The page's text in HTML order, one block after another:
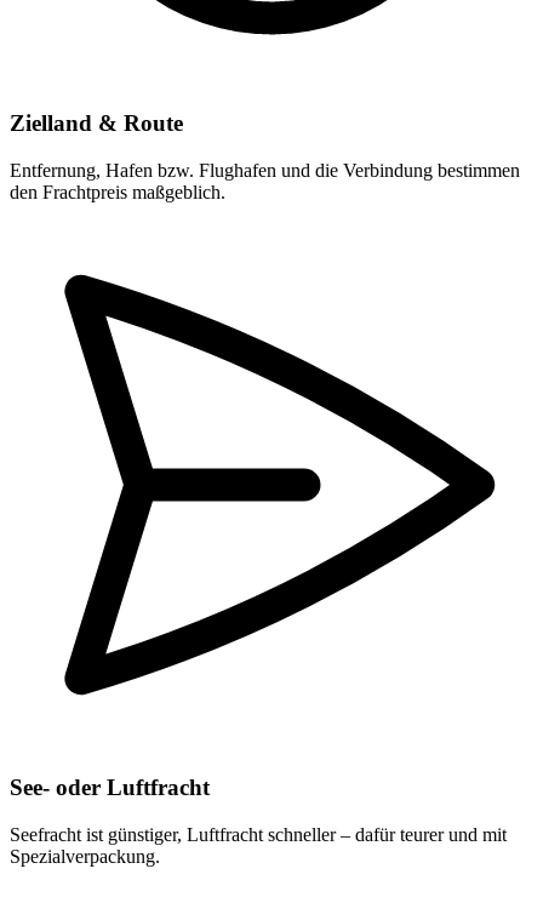
Zielland & Route
Entfernung, Hafen bzw. Flughafen und die Verbindung bestimmen
den Frachtpreis maßgeblich.
See- oder Luftfracht
Seefracht ist günstiger, Luftfracht schneller – dafür teurer und mit
Spezialverpackung.